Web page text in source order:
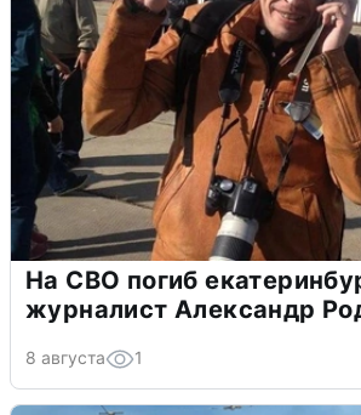
На СВО погиб
журналист Александр
8 августа 1